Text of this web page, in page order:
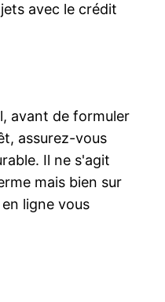
avec le crédit
avant de formuler
assurez-vous
Il ne s'agit
mais bien sur
ligne vous